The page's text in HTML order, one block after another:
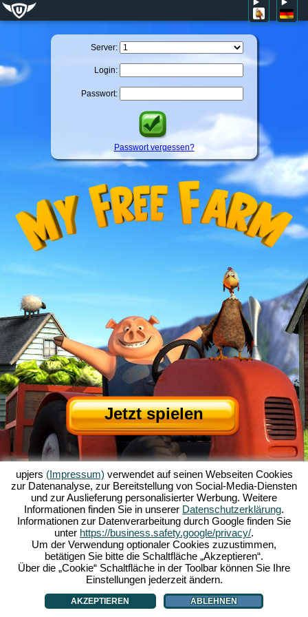
Server:
Login:
Passwort:
Passwort vergessen?
Jetzt spielen
Über My Free Farm |Die Story zum Browserspiel Die Features|AGB |
Impressum |Datenschutzerklärung|Regeln|Forum|Support|Spielinfo
My Free Farm 2 App|Google Play| App Store|
Browsergames - Upjers.com|Cookies verwalten
upjers (Impressum) verwendet auf seinen Webseiten Cookies
zur Datenanalyse, zur Bereitstellung von Social-Media-Diensten
und zur Auslieferung personalisierter Werbung. Weitere
Informationen finden Sie in unserer Datenschutzerklärung.
Informationen zur Datenverarbeitung durch Google finden Sie
unter https://business.safety.google/privacy/.
Um der Verwendung optionaler Cookies zuzustimmen,
betätigen Sie bitte die Schaltfläche „Akzeptieren“.
Über die „Cookie“ Schaltfläche in der Toolbar können Sie Ihre
Einstellungen jederzeit ändern.
AKZEPTIEREN ABLEHNEN